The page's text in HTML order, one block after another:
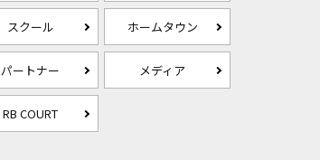
スクール ホームタウン
パートナー メディア
RB COURT